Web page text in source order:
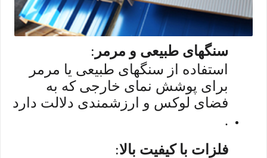
سنگهای طبیعی و مرمر :
استفاده از سنگهای طبیعی یا مرمر
برای پوشش نمای خارجی که به
فضای لوکس و ارزشمندی دلالت دارد
.
فلزات با کیفیت بالا: